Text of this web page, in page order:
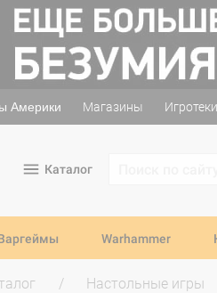
Америки Магазины Игротеки
Каталог
Warhammer
Настольные игры